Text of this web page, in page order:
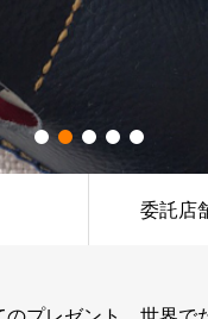
委託店